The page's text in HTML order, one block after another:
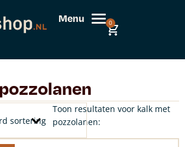
Menu 0
Toon resultaten voor kalk met
pozzolanen: